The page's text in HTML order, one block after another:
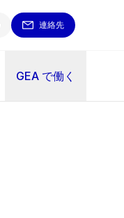
連絡先
GEA で働く